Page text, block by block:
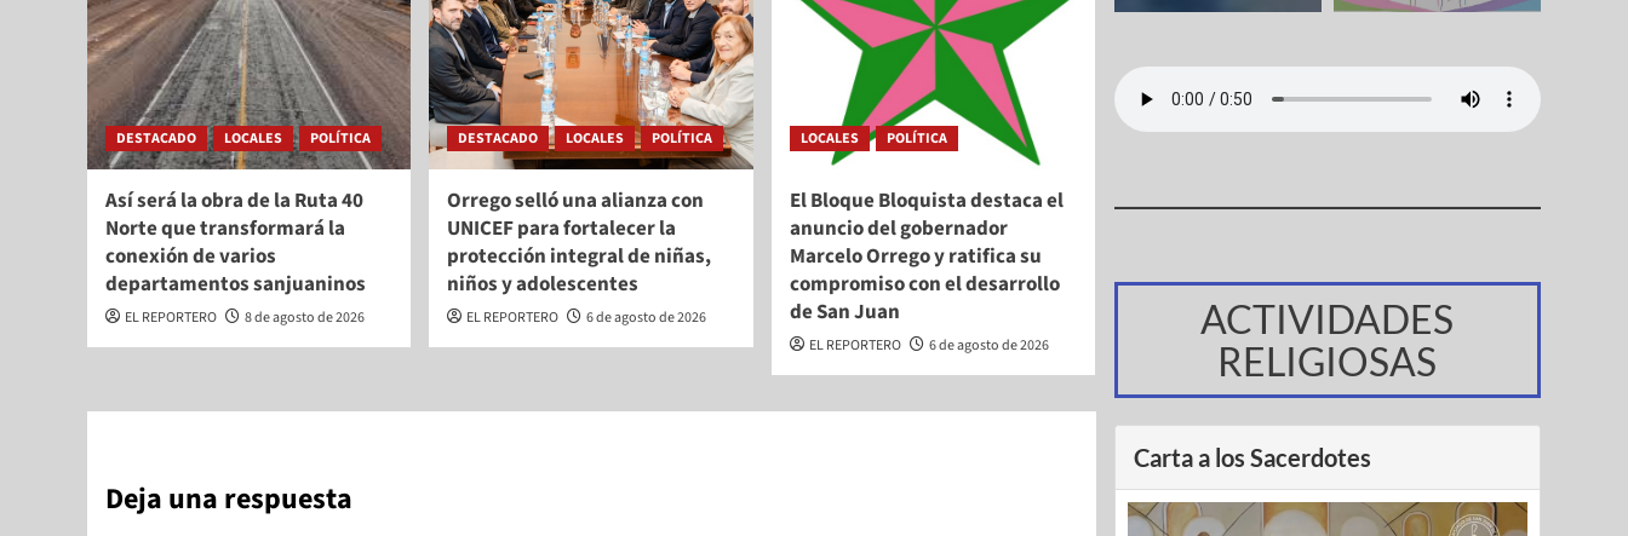
DESTACADO LOCALES POLÍTICA
Así será la obra de la Ruta 40
Norte que transformará la
conexión de varios
departamentos sanjuaninos
EL REPORTERO 8 de agosto de 2026
DESTACADO LOCALES POLÍTICA
Orrego selló una alianza con
UNICEF para fortalecer la
protección integral de niñas,
niños y adolescentes
EL REPORTERO 6 de agosto de 2026
LOCALES POLÍTICA
El Bloque Bloquista destaca el
anuncio del gobernador
Marcelo Orrego y ratifica su
compromiso con el desarrollo
de San Juan
EL REPORTERO 6 de agosto de 2026
Deja una respuesta
ACTIVIDADES
RELIGIOSAS
Carta a los Sacerdotes